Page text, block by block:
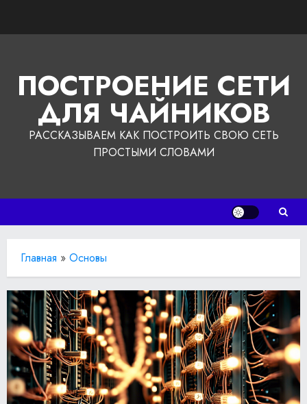
ПОСТРОЕНИЕ СЕТИ
ДЛЯ ЧАЙНИКОВ
РАССКАЗЫВАЕМ КАК ПОСТРОИТЬ СВОЮ СЕТЬ
ПРОСТЫМИ СЛОВАМИ
Главная » Основы